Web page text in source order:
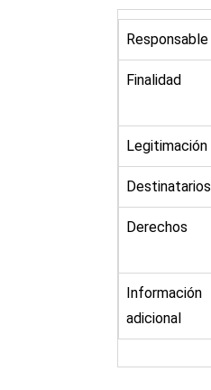
Responsable
Finalidad
Legitimación
Destinatarios
Derechos
Información
adicional